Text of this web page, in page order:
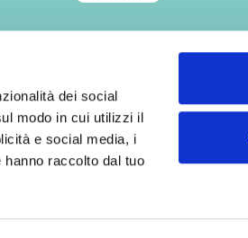
dei social
modo in cui utilizzi il
e social media, i
raccolto dal tuo